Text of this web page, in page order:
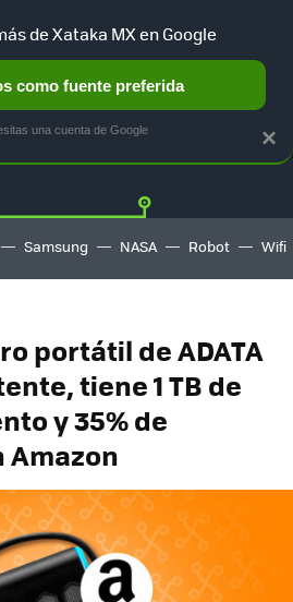
MERCADO LIBRE
Samsung NASA Robot Wifi
portátil de ADATA
tiene 1 TB de
y 35% de
×
de Xataka MX en Google
como fuente preferida
una cuenta de Google